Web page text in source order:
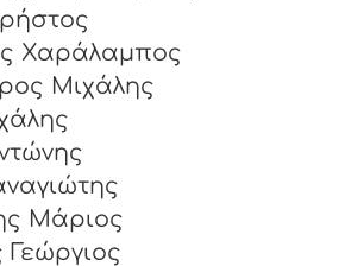
Χαράλαμπος
Μιχάλης
Μάριος